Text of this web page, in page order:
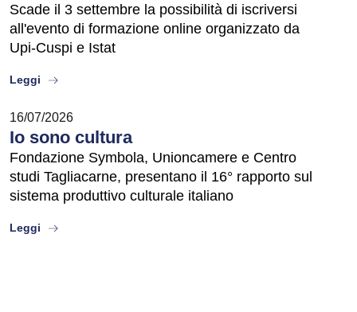
Scade il 3 settembre la possibilità di iscriversi
all'evento di formazione online organizzato da
Upi-Cuspi e Istat
Leggi about
16/07/2026
Io sono cultura
Fondazione Symbola, Unioncamere e Centro
studi Tagliacarne, presentano il 16° rapporto sul
sistema produttivo culturale italiano
Leggi about